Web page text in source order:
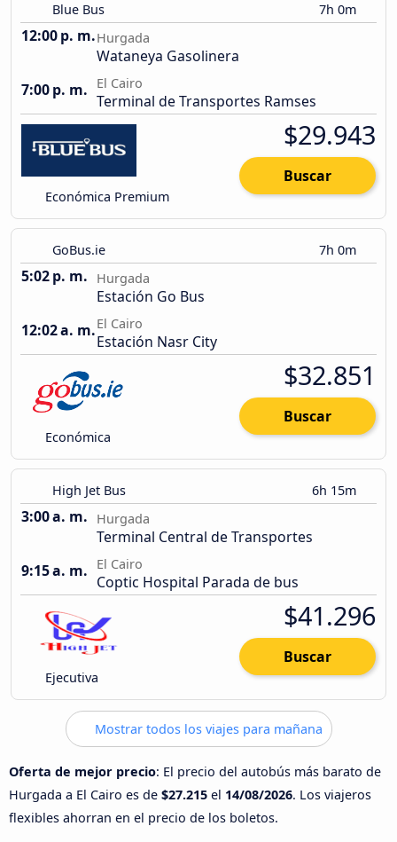
Blue Bus 7h 0m
12:00 p. m.Hurgada
Wataneya Gasolinera
7:00 p. m.
El Cairo
Terminal de Transportes Ramses
Económica Premium
$29.943
Buscar
GoBus.ie 7h 0m
5:02 p. m. Hurgada
Estación Go Bus
12:02 a. m.El Cairo
Estación Nasr City
Económica
$32.851
Buscar
High Jet Bus 6h 15m
3:00 a. m. Hurgada
Terminal Central de Transportes
9:15 a. m.
El Cairo
Coptic Hospital Parada de bus
Ejecutiva
$41.296
Buscar
Mostrar todos los viajes para mañana
Oferta de mejor precio: El precio del autobús más barato de
Hurgada a El Cairo es de $27.215 el 14/08/2026. Los viajeros
flexibles ahorran en el precio de los boletos.